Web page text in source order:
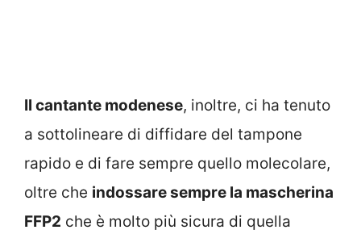
Il cantante modenese, inoltre, ci ha tenuto
a sottolineare di diffidare del tampone
rapido e di fare sempre quello molecolare,
oltre che indossare sempre la mascherina
FFP2 che è molto più sicura di quella